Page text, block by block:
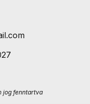
jog fenntartva